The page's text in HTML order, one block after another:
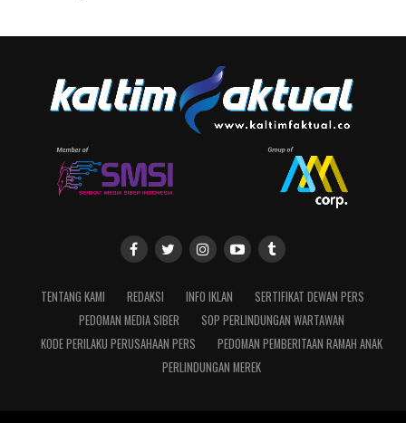
TENTANG KAMI REDAKSI INFO IKLAN
SERTIFIKAT DEWAN PERS
PEDOMAN MEDIA SIBER
SOP PERLINDUNGAN WARTAWAN
KODE PERILAKU PERUSAHAAN PERS
PEDOMAN PEMBERITAAN RAMAH ANAK
PERLINDUNGAN MEREK